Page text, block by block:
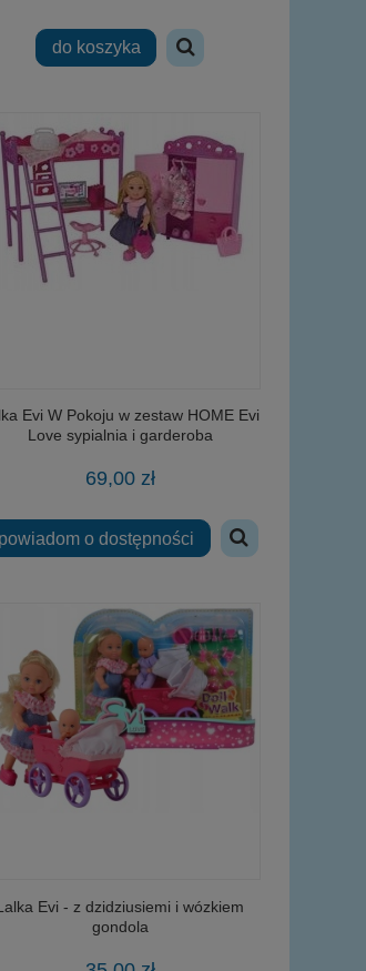
do koszyka
Evi W Pokoju w zestaw HOME Evi
Love sypialnia i garderoba
69,00 zł
powiadom o dostępności
Evi - z dzidziusiemi i wózkiem
gondola